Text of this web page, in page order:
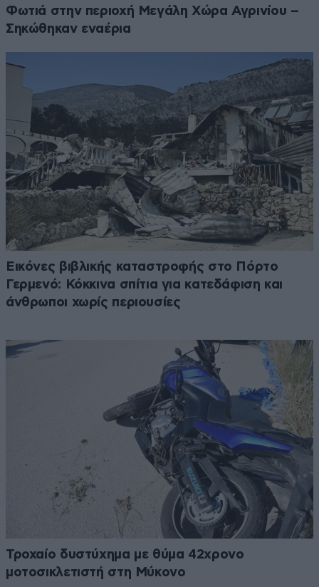
Φωτιά στην περιοχή Μεγάλη Χώρα Αγρινίου –
Σηκώθηκαν εναέρια
Εικόνες βιβλικής καταστροφής στο Πόρτο
Γερμενό: Κόκκινα σπίτια για κατεδάφιση και
άνθρωποι χωρίς περιουσίες
Τροχαίο δυστύχημα με θύμα 42χρονο
μοτοσικλετιστή στη Μύκονο